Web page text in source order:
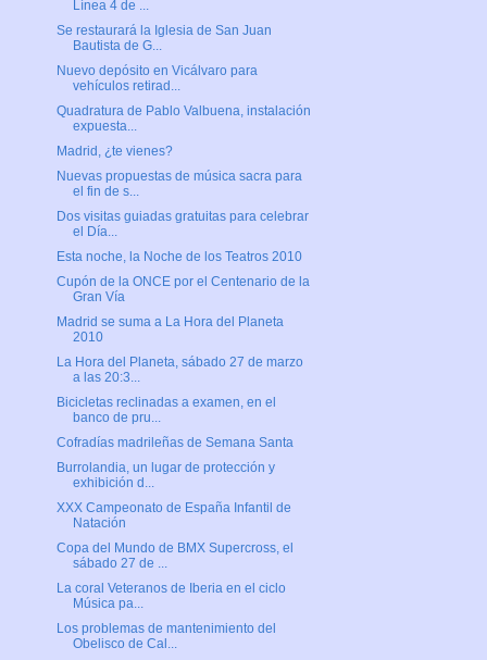
Línea 4 de ...
Se restaurará la Iglesia de San Juan
Bautista de G...
Nuevo depósito en Vicálvaro para
vehículos retirad...
Quadratura de Pablo Valbuena, instalación
expuesta...
Madrid, ¿te vienes?
Nuevas propuestas de música sacra para
el fin de s...
Dos visitas guiadas gratuitas para celebrar
el Día...
Esta noche, la Noche de los Teatros 2010
Cupón de la ONCE por el Centenario de la
Gran Vía
Madrid se suma a La Hora del Planeta
2010
La Hora del Planeta, sábado 27 de marzo
a las 20:3...
Bicicletas reclinadas a examen, en el
banco de pru...
Cofradías madrileñas de Semana Santa
Burrolandia, un lugar de protección y
exhibición d...
XXX Campeonato de España Infantil de
Natación
Copa del Mundo de BMX Supercross, el
sábado 27 de ...
La coral Veteranos de Iberia en el ciclo
Música pa...
Los problemas de mantenimiento del
Obelisco de Cal...